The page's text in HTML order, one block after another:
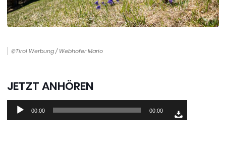
©Tirol Werbung / Webhofer Mario
JETZT ANHÖREN
Audio-
Player
00:00 00:00